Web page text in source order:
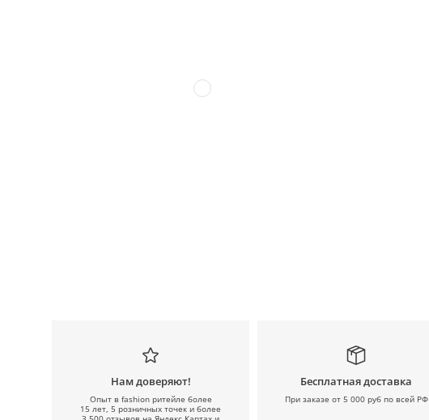
Нам доверяют!
Опыт в fashion ритейле более
15 лет, 5 розничных точек и более
Бесплатная доставка
При заказе от 5 000 руб по всей РФ